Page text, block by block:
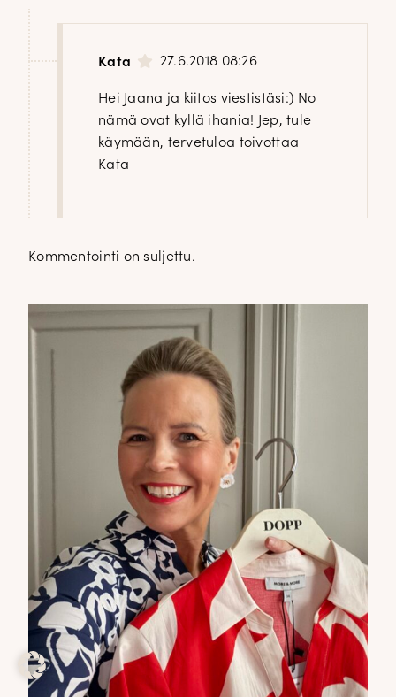
Kata 27.6.2018 08:26
Hei Jaana ja kiitos viestistäsi:) No
nämä ovat kyllä ihania! Jep, tule
käymään, tervetuloa toivottaa
Kata
Kommentointi on suljettu.